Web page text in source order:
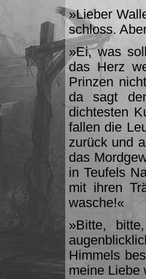
»Lieber
schloss.
»Ei, was
das Herz
Prinzen
da sagt
dichtesten
fallen die
zurück und
das
in Teufels
mit ihren
wasche!«
»Bitte,
Himmels
meine Liebe